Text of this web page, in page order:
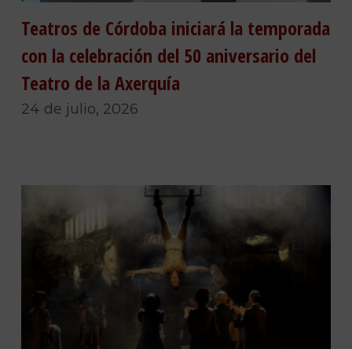
Teatros de Córdoba iniciará la temporada
con la celebración del 50 aniversario del
Teatro de la Axerquía
24 de julio, 2026